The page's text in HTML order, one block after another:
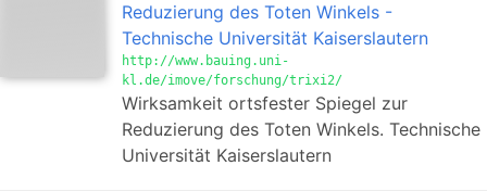
Reduzierung des Toten Winkels -
Technische Universität Kaiserslautern
http://www.bauing.uni-
kl.de/imove/forschung/trixi2/
Wirksamkeit ortsfester Spiegel zur
Reduzierung des Toten Winkels. Technische
Universität Kaiserslautern